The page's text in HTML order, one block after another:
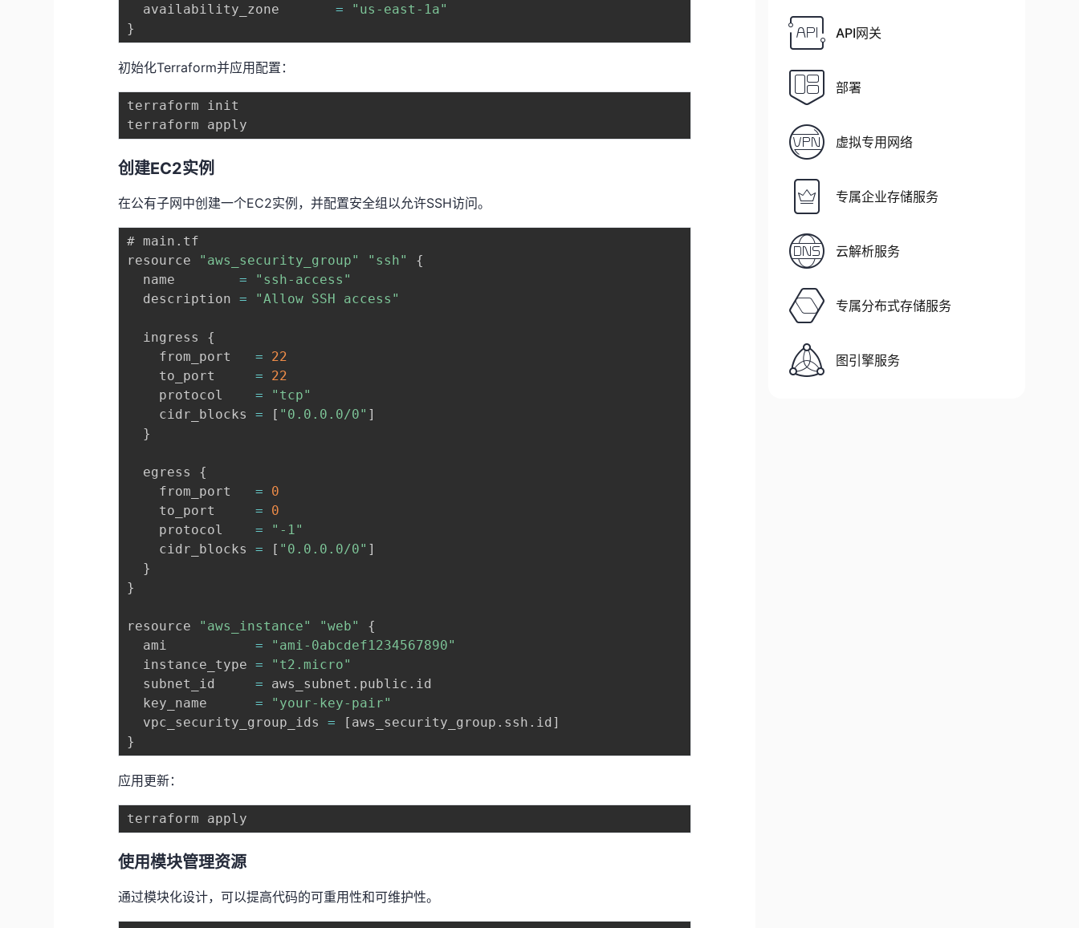
  availability_zone
=
"us-east-1a"
}
初始化Terraform并应用配置：
terraform init
创建EC2实例
在公有子网中创建一个EC2实例，并配置安全组以允许SSH访问。
# main . tf
resource "aws_security_group" "ssh"
{
  name
=
"ssh-access"
  description
= "Allow SSH access"
  ingress
{
    from_port
=
22
    to_port
=
22
    protocol
=
"tcp"
    cidr_blocks
= [ "0.0.0.0/0" ]
}
  egress
{
    from_port
=
0
    to_port
=
0
    protocol
=
"-1"
    cidr_blocks
= [ "0.0.0.0/0" ]
}
}
resource "aws_instance" "web"
{
  ami
=
"ami-0abcdef1234567890"
  instance_type
=
"t2.micro"
  subnet_id
= aws_subnet . public . id
  key_name
=
"your-key-pair"
  vpc_security_group_ids
= [ aws_security_group . ssh . id ]
}
应用更新：
使用模块管理资源
通过模块化设计，可以提高代码的可重用性和可维护性。
API网关
部署
虚拟专用网络
专属企业存储服务
云解析服务
专属分布式存储服务
图引擎服务